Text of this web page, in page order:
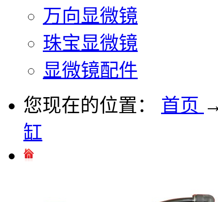
万向显微镜
珠宝显微镜
显微镜配件
您现在的位置：
首页
缸